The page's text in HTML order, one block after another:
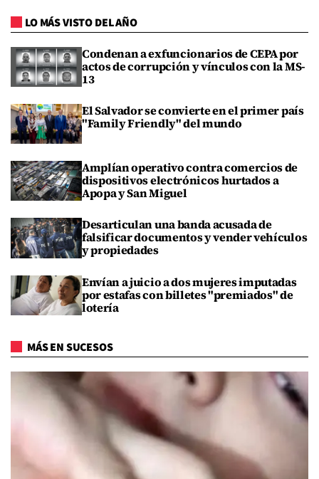
LO MÁS VISTO DEL AÑO
Condenan a exfuncionarios de CEPA por
actos de corrupción y vínculos con la MS-
13
El Salvador se convierte en el primer país
"Family Friendly" del mundo
Amplían operativo contra comercios de
dispositivos electrónicos hurtados a
Apopa y San Miguel
Desarticulan una banda acusada de
falsificar documentos y vender vehículos
y propiedades
Envían a juicio a dos mujeres imputadas
por estafas con billetes "premiados" de
lotería
MÁS EN SUCESOS